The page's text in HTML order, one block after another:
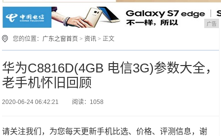
广告
您的位置： 广东之窗首页 >资讯 > 正文
华为C8816D(4GB 电信3G)参数大全，
老手机怀旧回顾
2020-06-24 06:42:21 阅读：1058
请关注我们，为您每天更新手机比选、价格、评测信息，谢